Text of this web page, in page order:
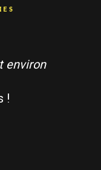
environ
!